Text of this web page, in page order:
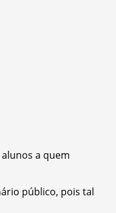
a quem
público, pois tal